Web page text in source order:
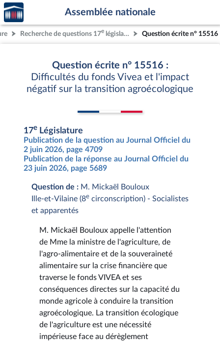
Aller au contenu
Aller en bas de la page
Accèder
à la
page
d'accueil
Assemblée nationale
Recherche de questions 17e législature Question écrite n° 15516
Question écrite n° 15516 :
Difficultés du fonds Vivea et l'impact
négatif sur la transition agroécologique
17e Législature
Publication de la question au Journal Officiel du
2 juin 2026, page 4709
Publication de la réponse au Journal Officiel du
23 juin 2026, page 5689
Question de : M. Mickaël Bouloux
Ille-et-Vilaine (8e circonscription) - Socialistes
et apparentés
M. Mickaël Bouloux appelle l'attention
de Mme la ministre de l'agriculture, de
l'agro-alimentaire et de la souveraineté
alimentaire sur la crise financière que
traverse le fonds VIVEA et ses
conséquences directes sur la capacité du
monde agricole à conduire la transition
agroécologique. La transition écologique
de l'agriculture est une nécessité
impérieuse face au dérèglement